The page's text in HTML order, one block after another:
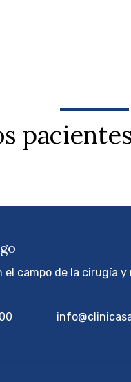
campo de la cirugía